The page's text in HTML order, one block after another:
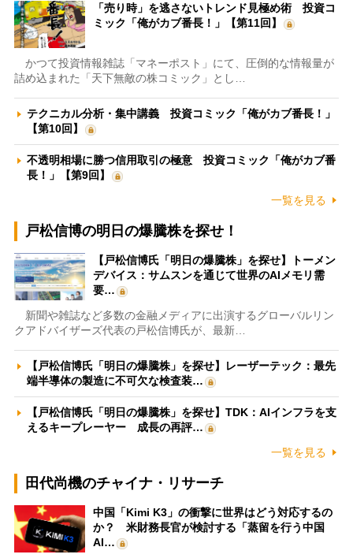
「売り時」を逃さないトレンド見極め術 投資コ
ミック「俺がカブ番長！」【第11回】
かつて投資情報雑誌「マネーポスト」にて、圧倒的な情報量が
詰め込まれた「天下無敵の株コミック」とし…
テクニカル分析・集中講義 投資コミック「俺がカブ番長！」
【第10回】
不透明相場に勝つ信用取引の極意 投資コミック「俺がカブ番
長！」【第9回】
一覧を見る
戸松信博の明日の爆騰株を探せ！
【戸松信博氏「明日の爆騰株」を探せ】トーメン
デバイス：サムスンを通じて世界のAIメモリ需
要…
新聞や雑誌など多数の金融メディアに出演するグローバルリン
クアドバイザーズ代表の戸松信博氏が、最新…
【戸松信博氏「明日の爆騰株」を探せ】レーザーテック：最先
端半導体の製造に不可欠な検査装…
【戸松信博氏「明日の爆騰株」を探せ】TDK：AIインフラを支
えるキープレーヤー 成長の再評…
一覧を見る
田代尚機のチャイナ・リサーチ
中国「Kimi K3」の衝撃に世界はどう対応するの
か？ 米財務長官が検討する「蒸留を行う中国
AI…